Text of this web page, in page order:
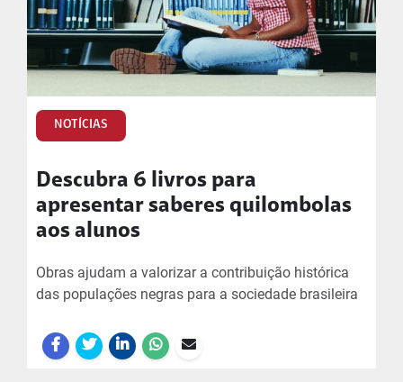
NOTÍCIAS
Descubra 6 livros para
apresentar saberes quilombolas
aos alunos
Obras ajudam a valorizar a contribuição histórica
das populações negras para a sociedade brasileira